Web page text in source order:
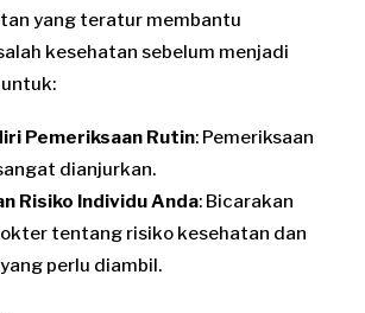
yang teratur membantu
kesehatan sebelum menjadi
Pemeriksaan Rutin: Pemeriksaan
dianjurkan.
Risiko Individu Anda: Bicarakan
tentang risiko kesehatan dan
perlu diambil.